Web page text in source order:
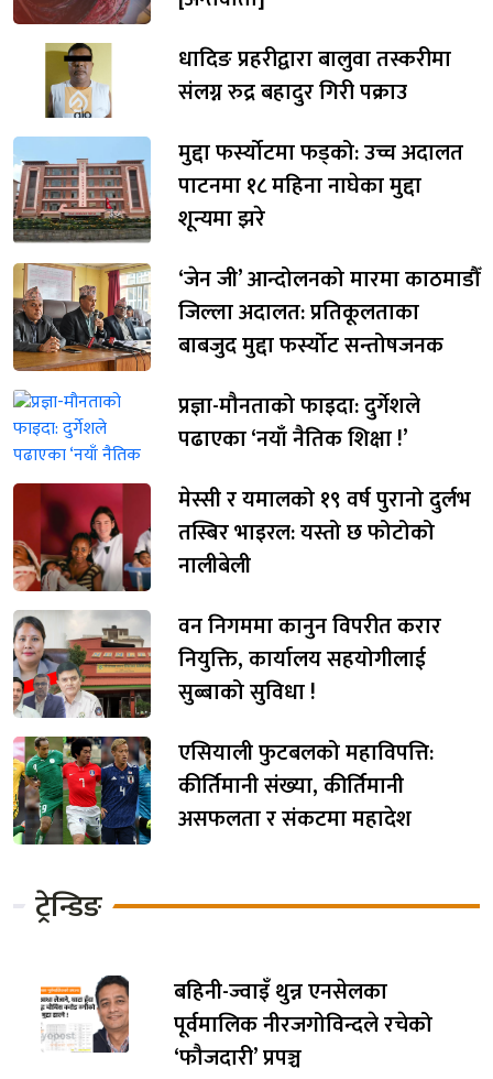
धादिङ प्रहरीद्वारा बालुवा तस्करीमा
संलग्न रुद्र बहादुर गिरी पक्राउ
मुद्दा फर्स्योटमा फड्को: उच्च अदालत
पाटनमा १८ महिना नाघेका मुद्दा
शून्यमा झरे
‘जेन जी’ आन्दोलनको मारमा काठमाडौँ
जिल्ला अदालत: प्रतिकूलताका
बाबजुद मुद्दा फर्स्योट सन्तोषजनक
प्रज्ञा-मौनताको फाइदा: दुर्गेशले
पढाएका ‘नयाँ नैतिक शिक्षा !’
मेस्सी र यमालको १९ वर्ष पुरानो दुर्लभ
तस्बिर भाइरल: यस्तो छ फोटोको
नालीबेली
वन निगममा कानुन विपरीत करार
नियुक्ति, कार्यालय सहयोगीलाई
सुब्बाको सुविधा !
एसियाली फुटबलको महाविपत्ति:
कीर्तिमानी संख्या, कीर्तिमानी
असफलता र संकटमा महादेश
ट्रेन्डिङ
बहिनी-ज्वाइँ थुन्न एनसेलका
पूर्वमालिक नीरजगोविन्दले रचेको
‘फौजदारी’ प्रपञ्च